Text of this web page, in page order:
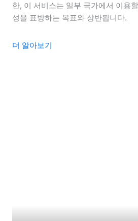
한, 이 서비스는 일부 국가에서 이용
성을 표방하는 목표와 상반됩니다.
더 알아보기